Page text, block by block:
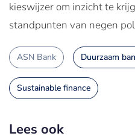
kieswijzer om inzicht te
standpunten van negen
ASN Bank Duurzaam
Sustainable finance
Lees ook